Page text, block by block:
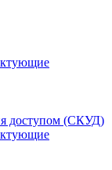
доступом (СКУД)